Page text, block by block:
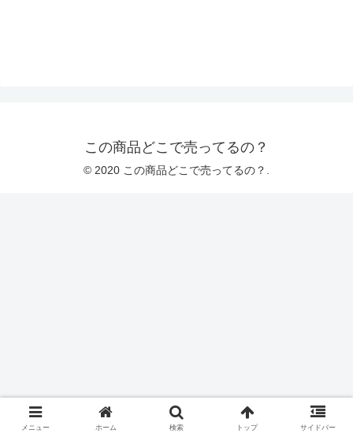
この商品どこで売ってるの？
© 2020 この商品どこで売ってるの？.
メニュー ホーム 検索 トップ サイドバー